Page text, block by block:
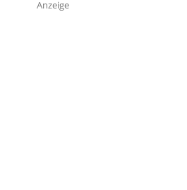
Anzeige